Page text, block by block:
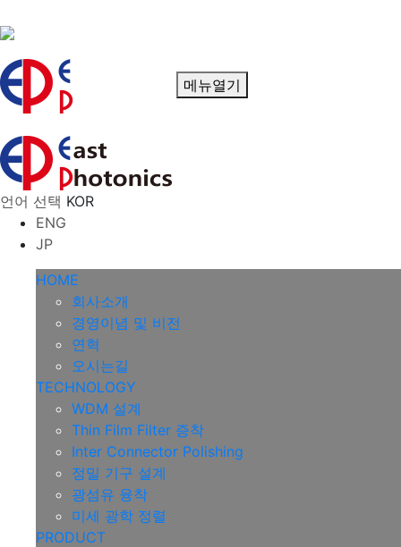
메뉴열기
언어 선택 KOR
ENG
JP
HOME
회사소개
경영이념 및 비전
연혁
오시는길
TECHNOLOGY
WDM 설계
Thin Film Filter 증착
Inter Connector Polishing
정밀 기구 설계
광섬유 융착
미세 광학 정렬
PRODUCT